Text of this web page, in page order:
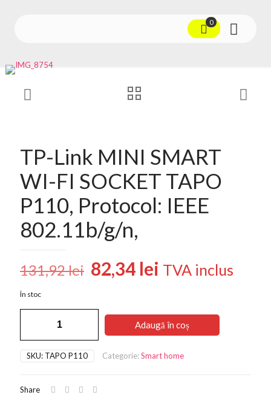
0
TP-Link MINI SMART
WI-FI SOCKET TAPO
P110, Protocol: IEEE
802.11b/g/n,
131,92lei Prețul
a
fost:
131,92 lei.
82,34 lei Prețul
82,34 lei.
TVA inclus
În stoc
MINI
SMART
SOCKET
Adaugă în coș
SKU: TAPO P110 Categorie:Smart home
Share